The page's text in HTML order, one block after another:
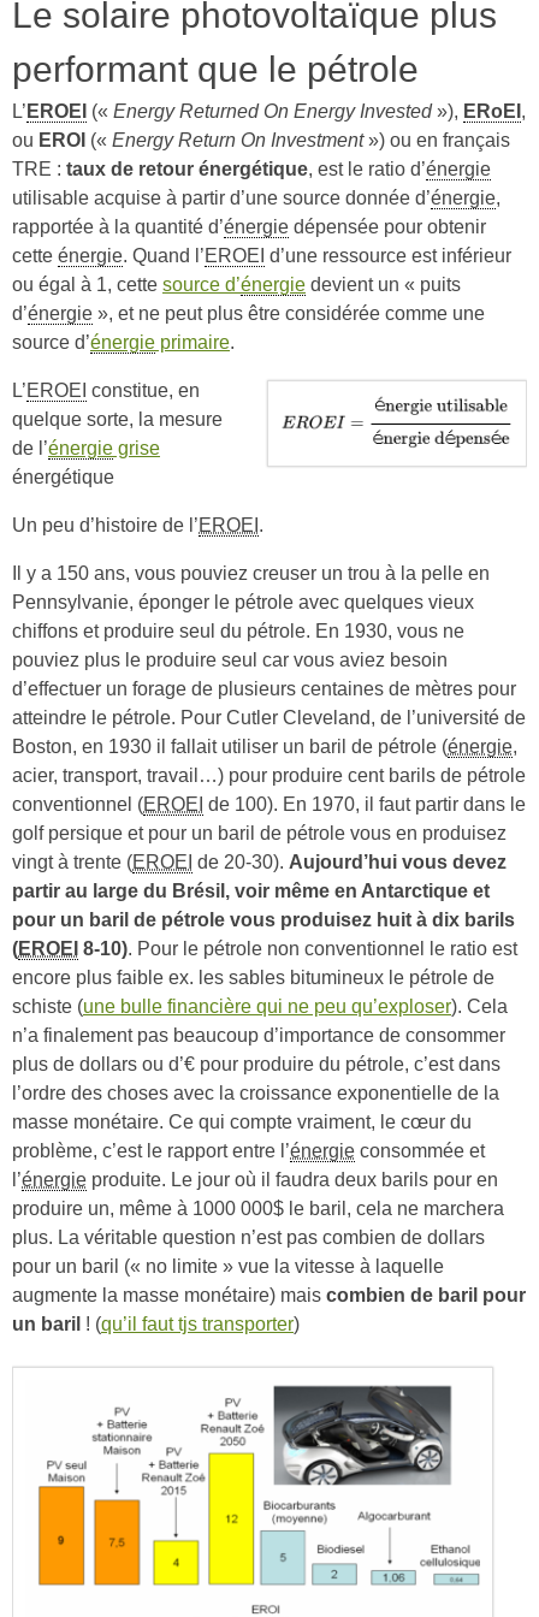
Le solaire photovoltaïque plus
performant que le pétrole
L’EROEI (« Energy Returned On Energy Invested»), ERoEI
ou EROI (« Energy Return On Investment») ou en français
TRE : taux de retour énergétique , est le ratio d’énergie
utilisable acquise à partir d’une source donnée d’énergie
rapportée à la quantité d’énergie dépensée pour obtenir
cette énergie . Quand l’EROEI d’une ressource est inférieur
ou égal à 1, cette source d’énergie devient un « puits
d’énergie », et ne peut plus être considérée comme une
source d’énergie primaire
L’EROEI constitue, en
quelque sorte, la mesure
de l’énergie grise
énergétique
Un peu d’histoire de l’EROEI.
Il y a 150 ans, vous pouviez creuser un trou à la pelle en
Pennsylvanie, éponger le pétrole avec quelques vieux
chiffons et produire seul du pétrole. En 1930, vous ne
pouviez plus le produire seul car vous aviez besoin
d’effectuer un forage de plusieurs centaines de mètres pour
atteindre le pétrole. Pour Cutler Cleveland, de l’université de
Boston, en 1930 il fallait utiliser un baril de pétrole (énergie,
acier, transport, travail…) pour produire cent barils de pétrole
conventionnel (EROEI de 100). En 1970, il faut partir dans le
golf persique et pour un baril de pétrole vous en produisez
vingt à trente (EROEI de 20-30). Aujourd’hui vous devez
partir au large du Brésil, voir même en Antarctique et
pour un baril de pétrole vous produisez huit à dix barils
(EROEI 8-10). Pour le pétrole non conventionnel le ratio est
encore plus faible ex. les sables bitumineux le pétrole de
schiste (une bulle financière qui ne peu qu’exploser). Cela
n’a finalement pas beaucoup d’importance de consommer
plus de dollars ou d’€ pour produire du pétrole, c’est dans
l’ordre des choses avec la croissance exponentielle de la
masse monétaire. Ce qui compte vraiment, le cœur du
problème, c’est le rapport entre l’énergie consommée et
l’énergie produite. Le jour où il faudra deux barils pour en
produire un, même à 1000 000$ le baril, cela ne marchera
plus. La véritable question n’est pas combien de dollars
pour un baril (« no limite » vue la vitesse à laquelle
augmente la masse monétaire) mais combien de baril pour
un baril ! (qu’il faut tjs transporter)